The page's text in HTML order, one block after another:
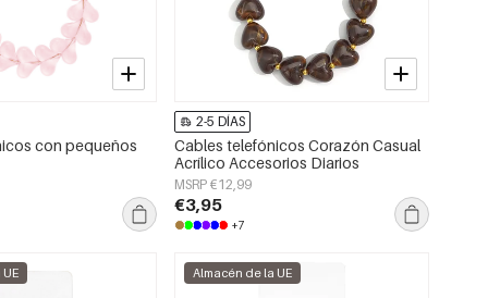
con pequeños
2-5 DÍAS
Cables telefónicos Corazón Casual
Acrílico Accesorios Diarios
MSRP €12,99
€3,95
+7
Almacén de la UE